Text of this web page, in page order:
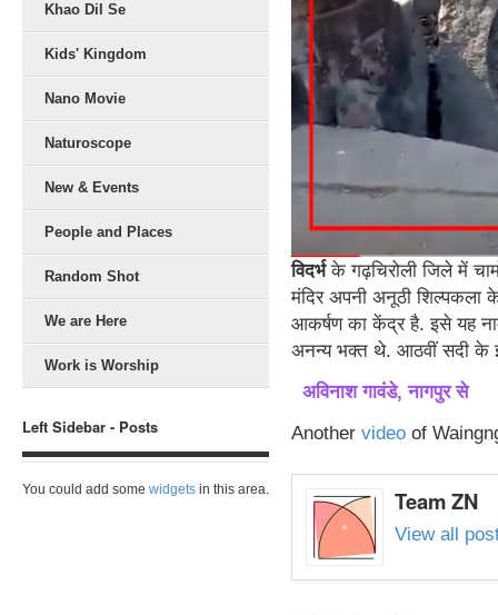
Khao Dil Se
Kids' Kingdom
Nano Movie
Naturoscope
New & Events
People and Places
Random Shot
We are Here
Work is Worship
Left Sidebar - Posts
You could add some widgets in this area.
विदर्भके गढ़चिरोली जिले में
मंदिर अपनी अनूठी शिल्पकला
आकर्षण का केंद्र है. इसे यह
अनन्य भक्त थे. आठवीं सदी के
अविनाश गावंडे, नागपुर से
Another video of
Team ZN
View all